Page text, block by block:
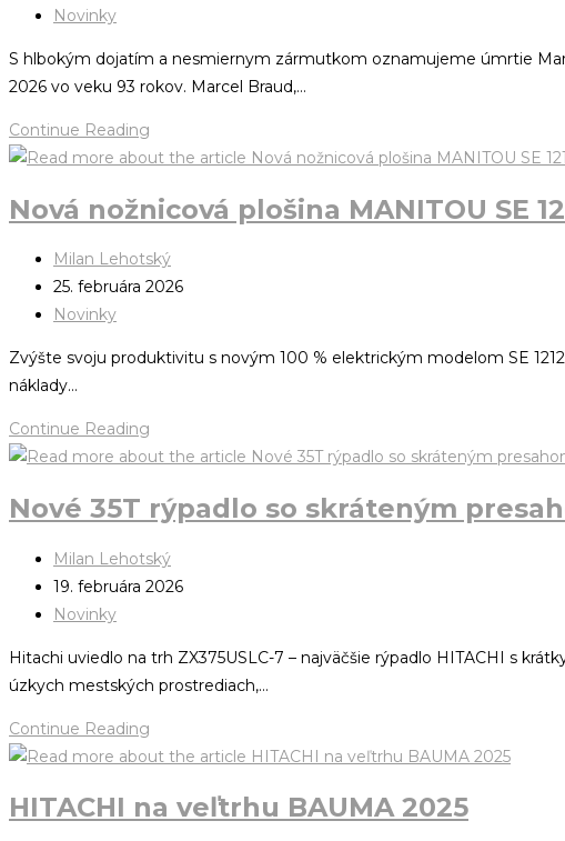
Novinky
S hlbokým dojatím a nesmiernym zármutkom oznamujeme úmrtie
2026 vo veku 93 rokov. Marcel Braud,…
Continue Reading
Nová nožnicová plošina MANITOU SE
Milan Lehotský
25. februára 2026
Novinky
Zvýšte svoju produktivitu s novým 100 % elektrickým modelom SE
náklady…
Continue Reading
Nové 35T rýpadlo so skráteným
Milan Lehotský
19. februára 2026
Novinky
Hitachi uviedlo na trh ZX375USLC-7 – najväčšie rýpadlo HITACHI s
úzkych mestských prostrediach,…
Continue Reading
HITACHI na veľtrhu BAUMA 2025